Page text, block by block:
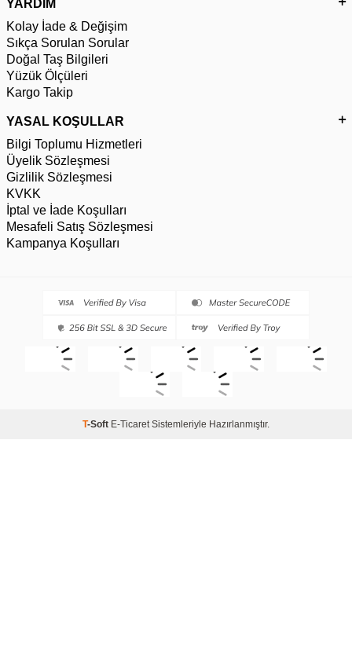
YARDIM
Kolay İade & Değişim
Sıkça Sorulan Sorular
Doğal Taş Bilgileri
Yüzük Ölçüleri
Kargo Takip
YASAL KOŞULLAR
Bilgi Toplumu Hizmetleri
Üyelik Sözleşmesi
Gizlilik Sözleşmesi
KVKK
İptal ve İade Koşulları
Mesafeli Satış Sözleşmesi
Kampanya Koşulları
T-Soft E-Ticaret Sistemleriyle Hazırlanmıştır.